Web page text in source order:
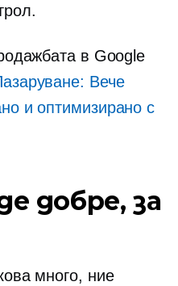
в Google
Вече
и оптимизирано с
добре, за
много, ние